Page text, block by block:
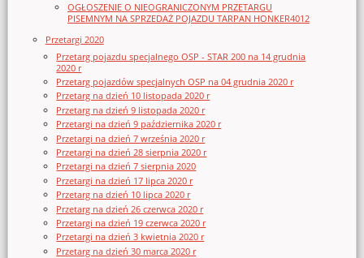
OGŁOSZENIE O NIEOGRANICZONYM PRZETARGU
PISEMNYM NA SPRZEDAŻ POJAZDU TARPAN HONKER4012
Przetargi 2020
Przetarg pojazdu specjalnego OSP - STAR 200 na 14 grudnia
2020 r
Przetarg pojazdów specjalnych OSP na 04 grudnia 2020 r
Przetarg na dzień 10 listopada 2020 r
Przetarg na dzień 9 listopada 2020 r
Przetargi na dzień 9 października 2020 r
Przetargi na dzień 7 września 2020 r
Przetargi na dzień 28 sierpnia 2020 r
Przetargi na dzień 7 sierpnia 2020
Przetargi na dzień 17 lipca 2020 r
Przetarg na dzień 10 lipca 2020 r
Przetarg na dzień 26 czerwca 2020 r
Przetargi na dzień 19 czerwca 2020 r
Przetargi na dzień 3 kwietnia 2020 r
Przetarg na dzień 30 marca 2020 r